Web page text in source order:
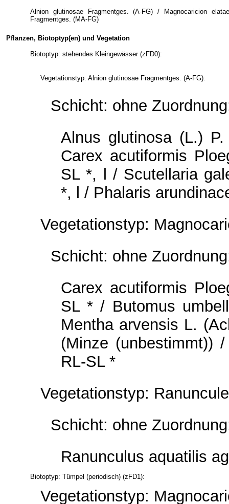
Alnion glutinosae Fragmentges. (A-FG) / Magnocaricion
Fragmentges. (MA-FG)
Pflanzen, Biotoptyp(en) und Vegetation
Biotoptyp: stehendes Kleingewässer (zFD0):
Vegetationstyp: Alnion glutinosae Fragmentges. (A-FG):
Schicht: ohne
Alnus glutinosa (L.)
Carex acutiformis
SL *, l / Scutellaria
*, l / Phalaris
Vegetationstyp:
Schicht: ohne
Carex acutiformis
SL * / Butomus
Mentha arvensis L.
(Minze (unbestimmt))
RL-SL *
Vegetationstyp:
Schicht: ohne
Ranunculus aquatilis
Biotoptyp: Tümpel (periodisch) (zFD1):
Vegetationstyp: